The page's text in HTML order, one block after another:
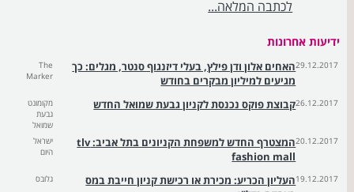
לכתבה המלאה...
ידיעות אחרונות
29.12.2017האחים אלון ודן פילץ, בעלי דיזנגוף סנטר, מגלים: כך
מגיעים למיליון מבקרים בחודש
The
Marker
26.12.2017קבוצת פוקס נכנסת לקניון גבעת שמואל החדש
מקומונט
גבעת
שמואל
20.12.2017
המצטרף החדש למשפחת הקניונים בתל אביב: tlv
fashion mall
ישראל
היום
19.12.2017העליון הכריע: מכירת או רכישת קניון חייבת במס
גלובס